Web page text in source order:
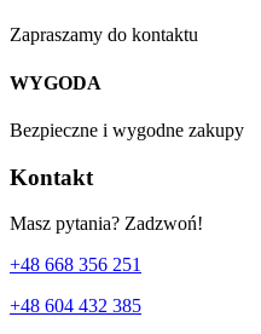
Zapraszamy do kontaktu
WYGODA
Bezpieczne i wygodne zakupy
Kontakt
Masz pytania? Zadzwoń!
+48 668 356 251
+48 604 432 385